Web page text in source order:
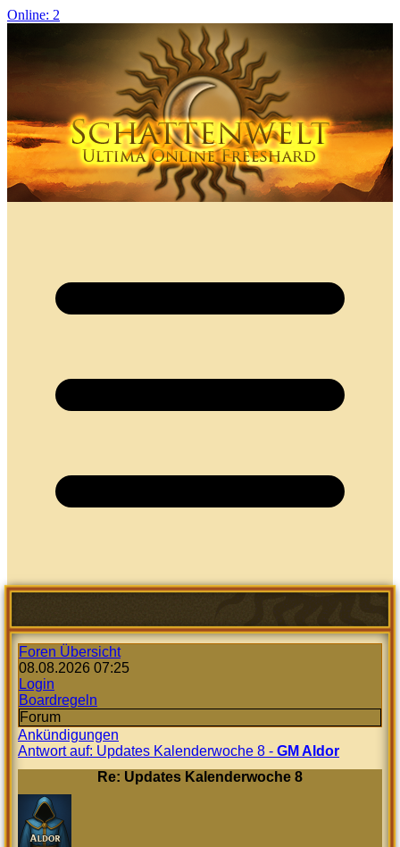
Online: 2
Foren Übersicht
08.08.2026 07:25
Login
Boardregeln
Forum
Ankündigungen
Antwort auf: Updates Kalenderwoche 8 - GM Aldor
Re: Updates Kalenderwoche 8